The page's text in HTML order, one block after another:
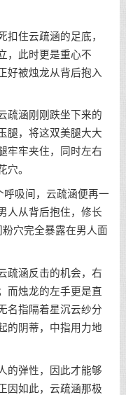
住云疏涵的足底，
，此时更是重心不
好被烛龙从背后抱入
涵刚刚跌坐下来的
腿，将这双美腿大大
牢牢夹住，同时左右
穴。
吸间，云疏涵便再一
人从背后抱住，修长
穴完全暴露在男人面
涵反击的机会，右
而烛龙的左手更是直
名指隔着星沉云纱分
的阴蒂，中指用力地
弹性，因此才能够
因如此，云疏涵那极